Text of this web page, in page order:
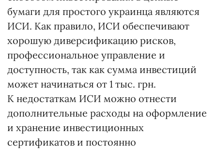
бумаги для простого украинца являются
ИСИ. Как правило, ИСИ обеспечивают
хорошую диверсификацию рисков,
профессиональное управление и
доступность, так как сумма инвестиций
может начинаться от 1 тыс. грн.
К недостаткам ИСИ можно отнести
дополнительные расходы на оформление
и хранение инвестиционных
сертификатов и постоянно